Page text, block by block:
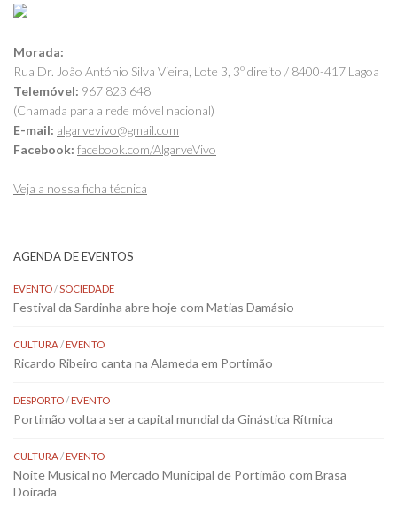
Morada:
Rua Dr. João António Silva Vieira, Lote 3, 3º direito / 8400-417 Lagoa
Telemóvel: 967 823 648
(Chamada para a rede móvel nacional)
E-mail: algarvevivo@gmail.com
Facebook: facebook.com/AlgarveVivo
Veja a nossa ficha técnica
AGENDA DE EVENTOS
EVENTO/SOCIEDADE
Festival da Sardinha abre hoje com Matias Damásio
CULTURA/EVENTO
Ricardo Ribeiro canta na Alameda em Portimão
DESPORTO/EVENTO
Portimão volta a ser a capital mundial da Ginástica Rítmica
CULTURA/EVENTO
Noite Musical no Mercado Municipal de Portimão com Brasa
Doirada